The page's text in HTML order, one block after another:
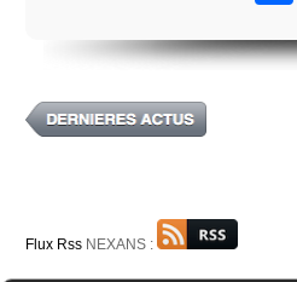
Flux Rss NEXANS :